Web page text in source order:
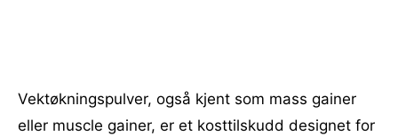
Vektøkningspulver, også kjent som mass gainer
eller muscle gainer, er et kosttilskudd designet for